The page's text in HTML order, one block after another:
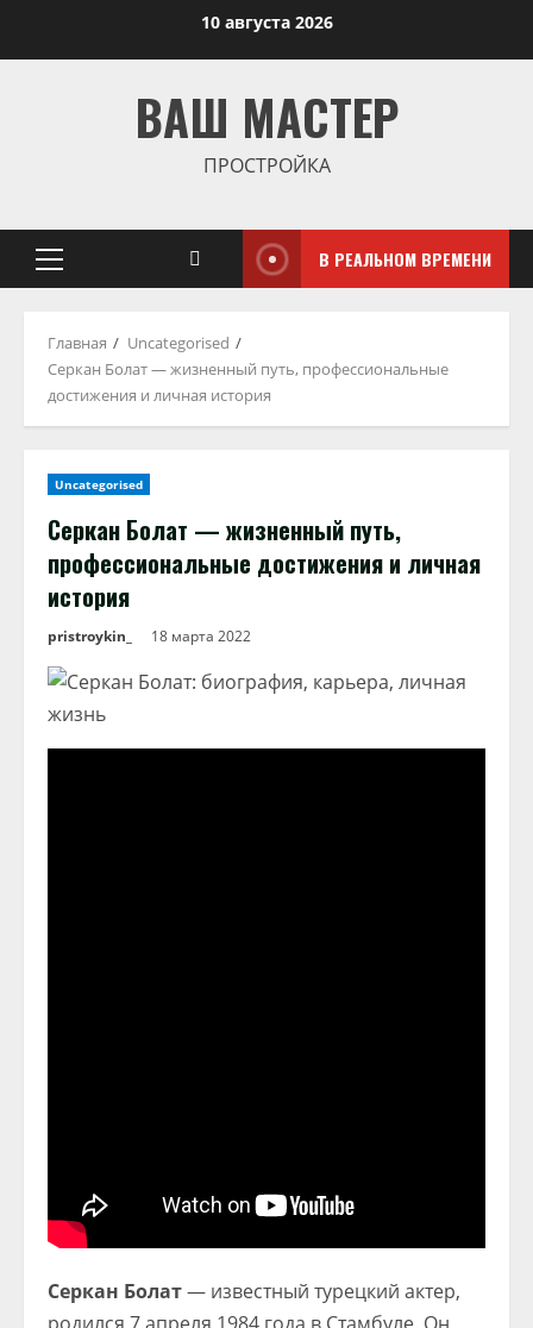
10 августа 2026
ВАШ МАСТЕР
ПРОСТРОЙКА
Основное
В РЕАЛЬНОМ ВРЕМЕНИ
Главная
Uncategorised
Серкан Болат — жизненный путь, профессиональные
достижения и личная история
Uncategorised
Серкан Болат — жизненный путь,
профессиональные достижения и личная
история
pristroykin_ 18 марта 2022
Серкан Болат— известный турецкий актер,